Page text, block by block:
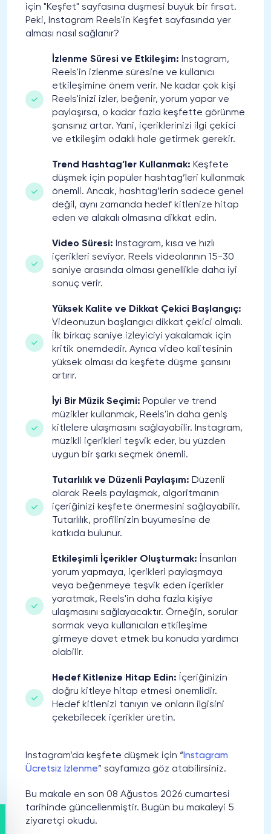
için "Keşfet" sayfasına düşmesi büyük bir fırsat.
Peki, Instagram Reels'in Keşfet sayfasında yer
alması nasıl sağlanır?
İzlenme Süresi ve Etkileşim: Instagram,
Reels'in izlenme süresine ve kullanıcı
etkileşimine önem verir. Ne kadar çok kişi
Reels'inizi izler, beğenir, yorum yapar ve
paylaşırsa, o kadar fazla keşfette görünme
şansınız artar. Yani, içeriklerinizi ilgi çekici
ve etkileşim odaklı hale getirmek gerekir.
Trend Hashtag’ler Kullanmak: Keşfete
düşmek için popüler hashtag’leri kullanmak
önemli. Ancak, hashtag’lerin sadece genel
değil, aynı zamanda hedef kitlenize hitap
eden ve alakalı olmasına dikkat edin.
Video Süresi: Instagram, kısa ve hızlı
içerikleri seviyor. Reels videolarının 15-30
saniye arasında olması genellikle daha iyi
sonuç verir.
Yüksek Kalite ve Dikkat Çekici Başlangıç:
Videonuzun başlangıcı dikkat çekici olmalı.
İlk birkaç saniye izleyiciyi yakalamak için
kritik önemdedir. Ayrıca video kalitesinin
yüksek olması da keşfete düşme şansını
artırır.
İyi Bir Müzik Seçimi: Popüler ve trend
müzikler kullanmak, Reels'in daha geniş
kitlelere ulaşmasını sağlayabilir. Instagram,
müzikli içerikleri teşvik eder, bu yüzden
uygun bir şarkı seçmek önemli.
Tutarlılık ve Düzenli Paylaşım: Düzenli
olarak Reels paylaşmak, algoritmanın
içeriğinizi keşfete önermesini sağlayabilir.
Tutarlılık, profilinizin büyümesine de
katkıda bulunur.
Etkileşimli İçerikler Oluşturmak: İnsanları
yorum yapmaya, içerikleri paylaşmaya
veya beğenmeye teşvik eden içerikler
yaratmak, Reels'in daha fazla kişiye
ulaşmasını sağlayacaktır. Örneğin, sorular
sormak veya kullanıcıları etkileşime
girmeye davet etmek bu konuda yardımcı
olabilir.
Hedef Kitlenize Hitap Edin: İçeriğinizin
doğru kitleye hitap etmesi önemlidir.
Hedef kitlenizi tanıyın ve onların ilgisini
çekebilecek içerikler üretin.
Instagram’da keşfete düşmek için “ Instagram
Ücretsiz İzlenme” sayfamıza göz atabilirsiniz.
Bu makale en son 08 Ağustos 2026 cumartesi
tarihinde güncellenmiştir. Bugün bu makaleyi 5
ziyaretçi okudu.